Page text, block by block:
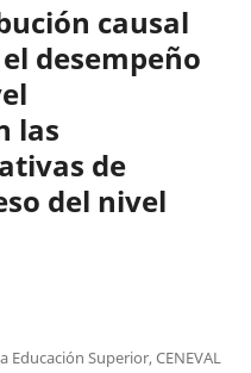
causal
desempeño
las
de
del nivel
Superior, CENEVAL